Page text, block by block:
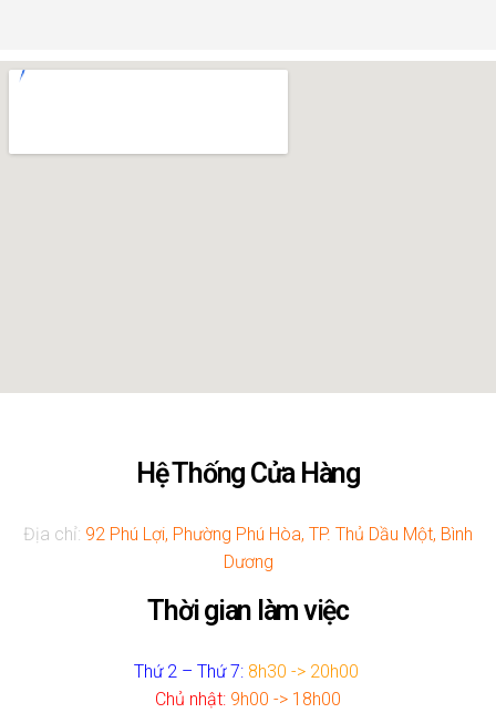
Hệ Thống Cửa Hàng
Địa chỉ: 92 Phú Lợi, Phường Phú Hòa, TP. Thủ Dầu Một, Bình
Dương
Thời gian làm việc
Thứ 2 – Thứ 7: 8h30 -> 20h00
Chủ nhật: 9h00 -> 18h00